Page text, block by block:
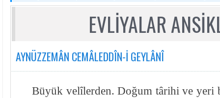
EVLİYALAR
AYNÜZZEMÂN CEMÂLEDDÎN-İ GEYLÂNÎ
Büyük velîlerden. Doğum târihi ve yeri